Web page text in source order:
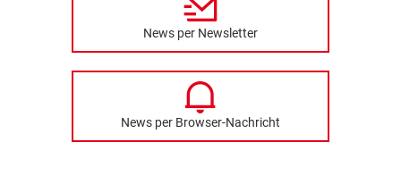
News per Newsletter
News per Browser-Nachricht